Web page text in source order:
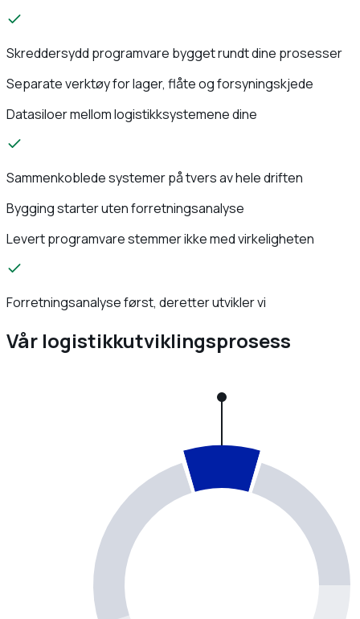
Skreddersydd programvare bygget rundt dine prosesser
Separate verktøy for lager, flåte og forsyningskjede
Datasiloer mellom logistikksystemene dine
Sammenkoblede systemer på tvers av hele driften
Bygging starter uten forretningsanalyse
Levert programvare stemmer ikke med virkeligheten
Forretningsanalyse først, deretter utvikler vi
Vår logistikkutviklingsprosess